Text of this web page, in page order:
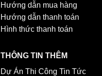
Hướng dẫn mua hàng
Hướng dẫn thanh toán
Hình thức thanh toán
THÔNG TIN THÊM
Dự Án Thi Công Tin Tức